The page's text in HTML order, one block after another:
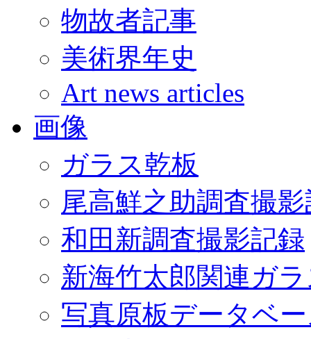
物故者記事
美術界年史
Art news articles
画像
ガラス乾板
尾高鮮之助調査撮
和田新調査撮影記録
新海竹太郎関連ガ
写真原板データベ